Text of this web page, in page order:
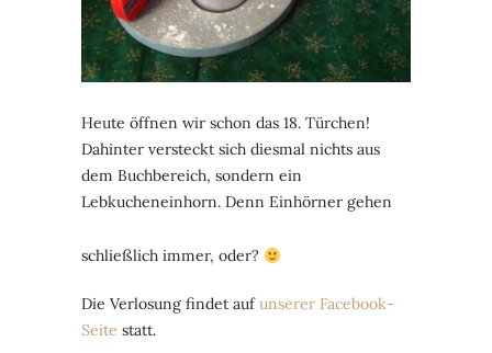
Heute öffnen wir schon das 18. Türchen!
Dahinter versteckt sich diesmal nichts aus
dem Buchbereich, sondern ein
Lebkucheneinhorn. Denn Einhörner gehen
schließlich immer, oder?
Die Verlosung findet aufunserer Facebook-
Seite statt.